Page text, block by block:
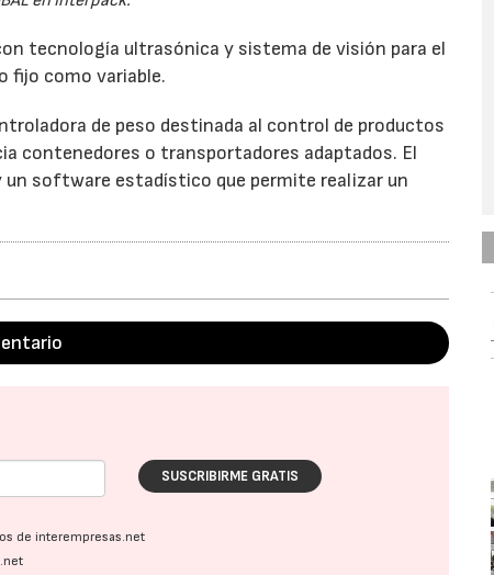
tecnología ultrasónica y sistema de visión para el
fijo como variable.
de peso destinada al control de productos
contenedores o transportadores adaptados. El
software estadístico que permite realizar un
SUSCRIBIRME GRATIS
de interempresas.net